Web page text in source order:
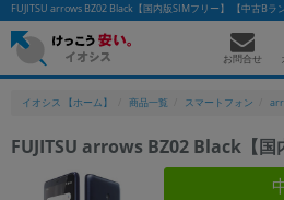
FUJITSU arrows BZ02 Black【国内版SIMフリー】 【中古Bラ
お問合せ
イオシス 【ホーム】 商品一覧 スマートフォン
FUJITSU arrows BZ02 Black【国
かんたんパソコン検索に